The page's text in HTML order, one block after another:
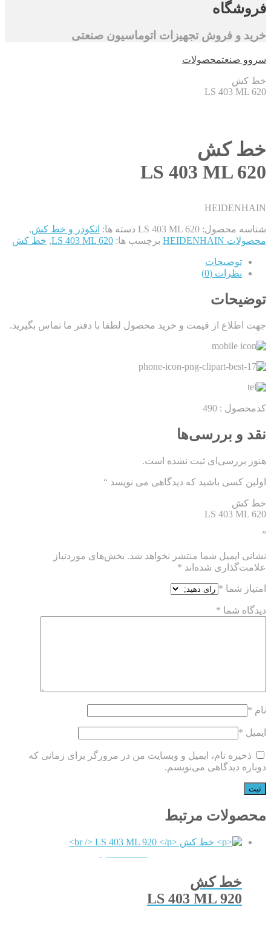
فروشگاه
خرید و فروش تجهیزات اتوماسیون صنعتی
سروو صنعتمحصولات
خط کش
LS 403 ML 620
خط کش
LS 403 ML 620
HEIDENHAIN
شناسه محصول: LS 403 ML 620 دسته ها: انکودر و خط کش,
محصولات HEIDENHAIN
برچسب ها: LS 403 ML 620
, خط کش
توضیحات
نظرات (0)
توضیحات
جهت اطلاع از قیمت و خرید محصول لطفا با دفتر ما تماس بگیرید.
کدمحصول : 490
نقد و بررسی‌ها
هنوز بررسی‌ای ثبت نشده است.
اولین کسی باشید که دیدگاهی می نویسد “
خط کش
LS 403 ML 620
”
نشانی ایمیل شما منتشر نخواهد شد. بخش‌های موردنیاز
علامت‌گذاری شده‌اند *
امتیاز شما *
دیدگاه شما *
نام *
ایمیل *
ذخیره نام، ایمیل و وبسایت من در مرورگر برای زمانی که
دوباره دیدگاهی می‌نویسم.
محصولات مرتبط
خط کش
LS 403 ML 920